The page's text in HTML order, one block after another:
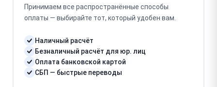
Принимаем все распространённые способы
оплаты — выбирайте тот, который удобен вам.
Наличный расчёт
Безналичный расчёт для юр. лиц
Оплата банковской картой
СБП — быстрые переводы